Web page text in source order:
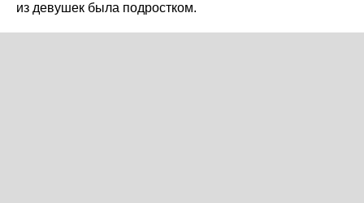
из девушек была подростком.